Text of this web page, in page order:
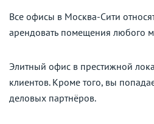
Все офисы в Москва-Сити
арендовать помещения любого
Элитный офис в престижной
клиентов. Кроме того, вы
деловых партнёров.